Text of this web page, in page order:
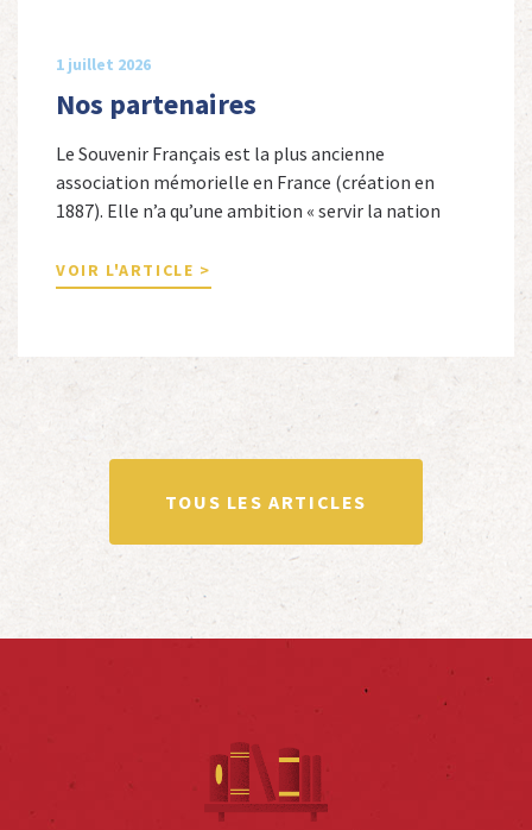
1 juillet 2026
Nos partenaires
Le Souvenir Français est la plus ancienne
association mémorielle en France (création en
1887). Elle n’a qu’une ambition « servir la nation
nationale de la France. Afin d’atteindre cet objectif,
Le Souvenir Français entretient des liens amicaux
totalité ou partiellement afin de faire vivre […]
VOIR L'ARTICLE >
TOUS LES ARTICLES